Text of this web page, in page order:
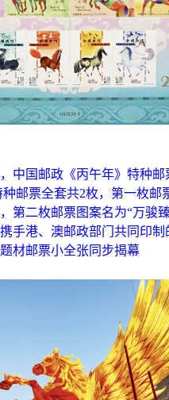
中国邮政《丙午年》特种邮
种邮票全套共2枚，第一枚邮
第二枚邮票图案名为“万骏
手港、澳邮政部门共同印制
题材邮票小全张同步揭幕